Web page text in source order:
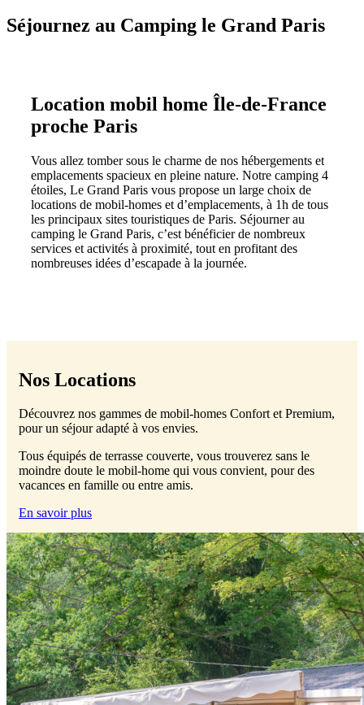
Séjournez au Camping le Grand Paris
Location mobil home Île-de-France
proche Paris
Vous allez tomber sous le charme de nos hébergements et
emplacements spacieux en pleine nature. Notre camping 4
étoiles, Le Grand Paris vous propose un large choix de
locations de mobil-homes et d’emplacements, à 1h de tous
les principaux sites touristiques de Paris. Séjourner au
camping le Grand Paris, c’est bénéficier de nombreux
services et activités à proximité, tout en profitant des
nombreuses idées d’escapade à la journée.
Nos Locations
Découvrez nos gammes de mobil-homes Confort et Premium,
pour un séjour adapté à vos envies.
Tous équipés de terrasse couverte, vous trouverez sans le
moindre doute le mobil-home qui vous convient, pour des
vacances en famille ou entre amis.
En savoir plus